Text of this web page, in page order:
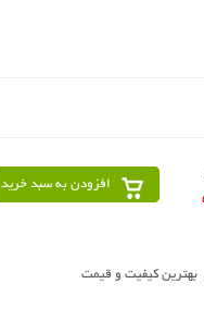
افزودن به سبد خرید
بهترین کیفیت و قیمت